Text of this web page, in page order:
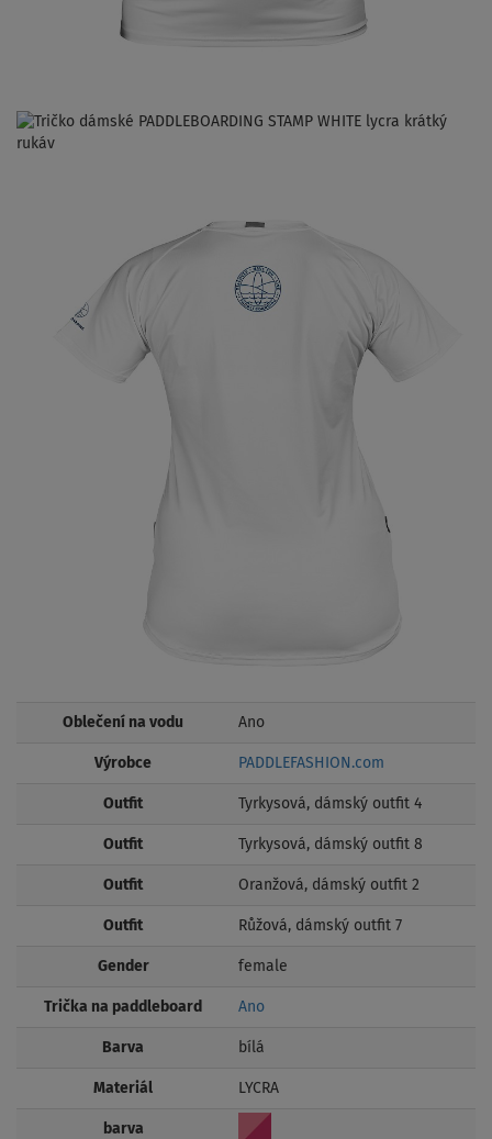
Oblečení na vodu Ano
Výrobce PADDLEFASHION.com
Outfit Tyrkysová, dámský outfit 4
Outfit Tyrkysová, dámský outfit 8
Outfit Oranžová, dámský outfit 2
Outfit Růžová, dámský outfit 7
Gender female
Trička na paddleboard Ano
Barva bílá
Materiál LYCRA
barva